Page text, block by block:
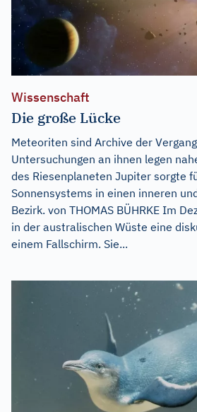
Wissenschaft
Die große Lücke
Meteoriten sind Archive der
Untersuchungen an ihnen legen
des Riesenplaneten Jupiter sorgte
Sonnensystems in einen inneren
Bezirk. von THOMAS BÜHRKE Im
in der australischen Wüste eine
einem Fallschirm. Sie...